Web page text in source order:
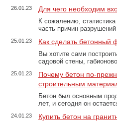
26.01.23 Для чего необходим
К сожалению,
часть причин
25.01.23 Как сделать бетонный
Вы хотите сами
садовой стены,
25.01.23
Почему бетон по-
строительным
Бетон был основным
лет, и сегодня он
24.01.23 Купить бетон на